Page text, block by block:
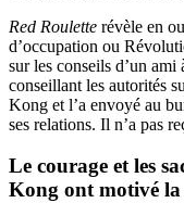
Red Roulette révèle en
d’occupation ou
sur les conseils d’un
conseillant les autorités
Kong et l’a envoyé au
ses relations. Il n’a pas
Le courage et les
Kong ont motivé